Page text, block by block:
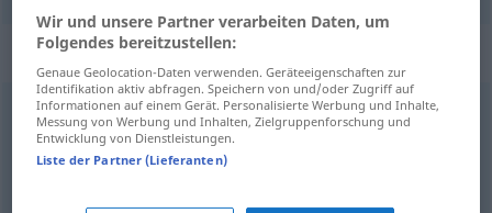
„da“: verb reflexiv
v/r
Übersicht aller Übersetzungen
Wir und unsere Partner verarbeiten Daten, um
Folgendes bereitzustellen:
Genaue Geolocation-Daten verwenden. Geräteeigenschaften zur
Identifikation aktiv abfragen. Speichern von und/oder Zugriff auf
Informationen auf einem Gerät. Personalisierte Werbung und Inhalte,
Messung von Werbung und Inhalten, Zielgruppenforschung und
Entwicklung von Dienstleistungen.
Liste der Partner (Lieferanten)